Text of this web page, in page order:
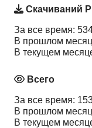
Скачиваний
За все время:
В прошлом
В текущем
Всего
За все время:
В прошлом
В текущем